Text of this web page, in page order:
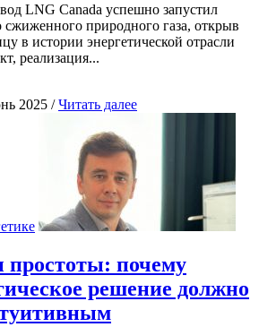
LNG Canada успешно запустил
сжиженного природного газа, открыв
в истории энергетической отрасли
реализация...
2025 /Читать далее
простоты: почему
решение должно